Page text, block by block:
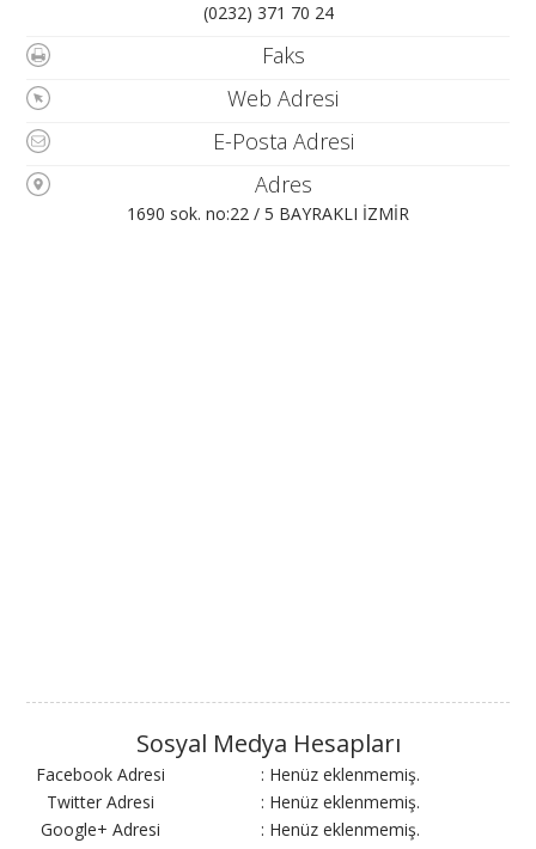
(0232) 371 70 24
Faks
Web Adresi
E-Posta Adresi
Adres
1690 sok. no:22 / 5 BAYRAKLI İZMİR
Sosyal Medya Hesapları
Facebook Adresi
: Henüz eklenmemiş.
Twitter Adresi
: Henüz eklenmemiş.
Google+ Adresi
: Henüz eklenmemiş.